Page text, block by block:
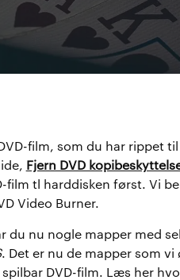
film, som du har rippet
Fjern DVD
film tl harddisken først. Vi
Video Burner.
du nu nogle mapper med
. Det er nu de mapper som vi
DVD-film. Læs her